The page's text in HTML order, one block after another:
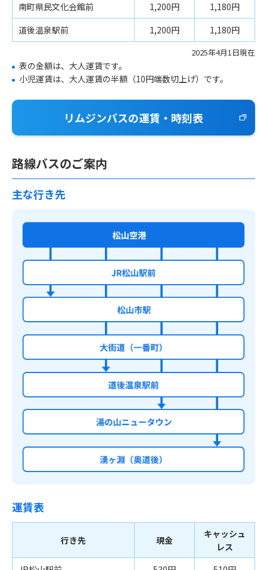
南町県民文化会館前
1,200円
1,180円
道後温泉駅前
1,200円 1,180円
2025年4月1日現在
表の金額は、大人運賃です。
小児運賃は、大人運賃の半額（10円端数切上げ）です。
リムジンバスの運賃・時刻表
路線バスのご案内
主な行き先
運賃表
行き先 現金
キャッシュ
レス